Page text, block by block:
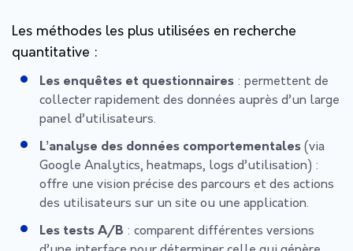
Les méthodes les plus utilisées en recherche
quantitative :
Les enquêtes et questionnaires : permettent de
collecter rapidement des données auprès d’un large
panel d’utilisateurs.
L’analyse des données comportementales (via
Google Analytics, heatmaps, logs d’utilisation) :
offre une vision précise des parcours et des actions
des utilisateurs sur un site ou une application.
Les tests A/B : comparent différentes versions